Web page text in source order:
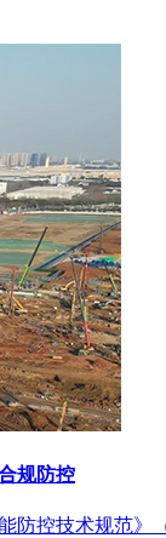
规防控
控技术规范